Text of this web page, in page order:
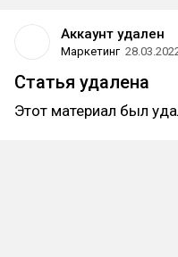
Аккаунт удален
Маркетинг
Статья удалена
Этот материал был